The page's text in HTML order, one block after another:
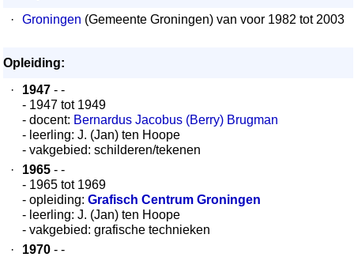
·
Groningen (Gemeente Groningen) van voor 1982 tot 2003
Opleiding:
·
1947 - -
- 1947 tot 1949
- docent: Bernardus Jacobus (Berry) Brugman
- leerling: J. (Jan) ten Hoope
- vakgebied: schilderen/tekenen
·
1965 - -
- 1965 tot 1969
- opleiding: Grafisch Centrum Groningen
- leerling: J. (Jan) ten Hoope
- vakgebied: grafische technieken
·
1970 - -